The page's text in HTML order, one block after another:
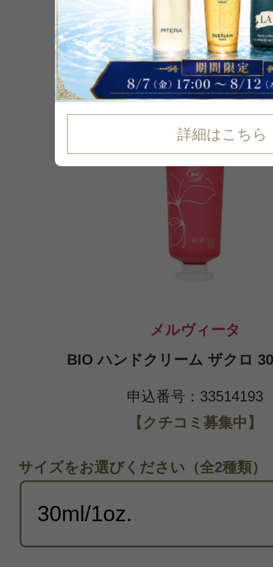
詳細はこちら
メルヴィータ
BIO ハンドクリーム ザクロ
申込番号：33514193
【クチコミ募集中】
サイズをお選びください（全2種類）